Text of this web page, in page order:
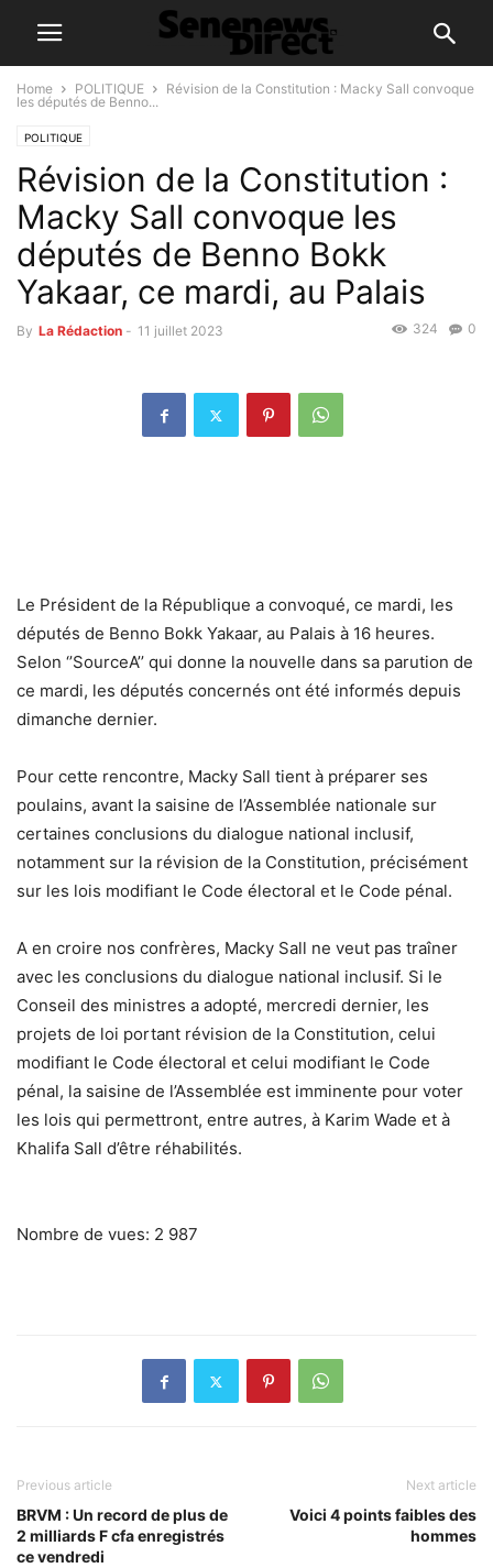
Home POLITIQUE
Révision de la Constitution : Macky Sall convoque
les députés de Benno...
POLITIQUE
Révision de la Constitution :
Macky Sall convoque les
députés de Benno Bokk
Yakaar, ce mardi, au Palais
By La Rédaction - 11 juillet 2023 0
324
Le Président de la République a convoqué, ce mardi, les
députés de Benno Bokk Yakaar, au Palais à 16 heures.
Selon ‘’SourceA’’ qui donne la nouvelle dans sa parution de
ce mardi, les députés concernés ont été informés depuis
dimanche dernier.
Pour cette rencontre, Macky Sall tient à préparer ses
poulains, avant la saisine de l’Assemblée nationale sur
certaines conclusions du dialogue national inclusif,
notamment sur la révision de la Constitution, précisément
sur les lois modifiant le Code électoral et le Code pénal.
A en croire nos confrères, Macky Sall ne veut pas traîner
avec les conclusions du dialogue national inclusif. Si le
Conseil des ministres a adopté, mercredi dernier, les
projets de loi portant révision de la Constitution, celui
modifiant le Code électoral et celui modifiant le Code
pénal, la saisine de l’Assemblée est imminente pour voter
les lois qui permettront, entre autres, à Karim Wade et à
Khalifa Sall d’être réhabilités.
Nombre de vues: 2 987
Previous article
BRVM : Un record de plus de
2 milliards F cfa enregistrés
ce vendredi
Next article
Voici 4 points faibles des
hommes